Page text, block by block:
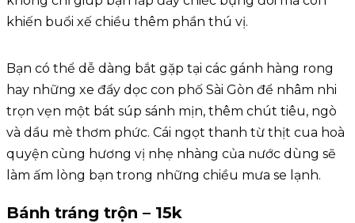
khiến buổi xế chiều thêm phần thú vị.
Bạn có thể dễ dàng bắt gặp tại các gánh hàng rong
hay những xe đẩy dọc con phố Sài Gòn để nhâm nhi
trọn vẹn một bát súp sánh mịn, thêm chút tiêu, ngò
và dầu mè thơm phức. Cái ngọt thanh từ thịt cua hoà
quyện cùng hương vị nhẹ nhàng của nước dùng sẽ
làm ấm lòng bạn trong những chiều mưa se lạnh.
Bánh tráng trộn – 15k